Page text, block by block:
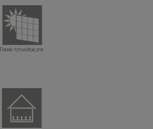
Panele fotowoltaiczne